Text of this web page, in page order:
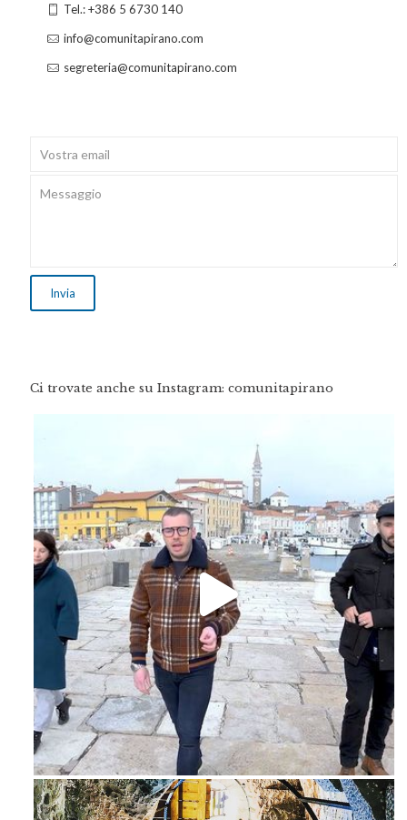
Tel.: +386 5 6730 140
info@comunitapirano.com
segreteria@comunitapirano.com
Ci trovate anche su Instagram: comunitapirano
Feb 16